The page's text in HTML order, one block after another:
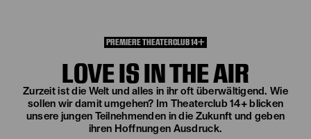
PREMIERE THEATERCLUB 14+
LOVE IS IN THE AIR
Zurzeit ist die Welt und alles in ihr oft überwältigend. Wie
sollen wir damit umgehen? Im Theaterclub 14+ blicken
unsere jungen Teilnehmenden in die Zukunft und geben
ihren Hoffnungen Ausdruck.